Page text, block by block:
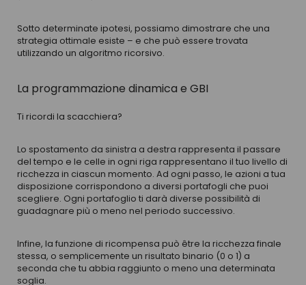
Sotto determinate ipotesi, possiamo dimostrare che una
strategia ottimale esiste – e che può essere trovata
utilizzando un algoritmo ricorsivo.
La programmazione dinamica e GBI
Ti ricordi la scacchiera?
Lo spostamento da sinistra a destra rappresenta il passare
del tempo e le celle in ogni riga rappresentano il tuo livello di
ricchezza in ciascun momento. Ad ogni passo, le azioni a tua
disposizione corrispondono a diversi portafogli che puoi
scegliere. Ogni portafoglio ti darà diverse possibilità di
guadagnare più o meno nel periodo successivo.
Infine, la funzione di ricompensa può être la ricchezza finale
stessa, o semplicemente un risultato binario (0 o 1) a
seconda che tu abbia raggiunto o meno una determinata
soglia.